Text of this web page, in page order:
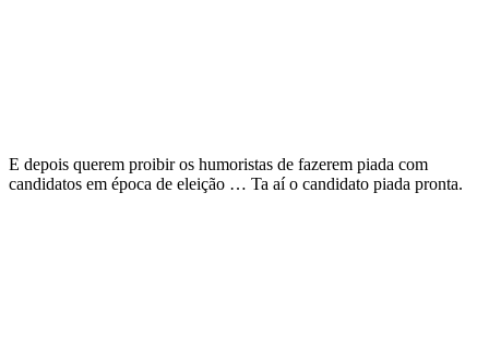
E depois querem proibir os humoristas de fazerem piada com
candidatos em época de eleição … Ta aí o candidato piada pronta.